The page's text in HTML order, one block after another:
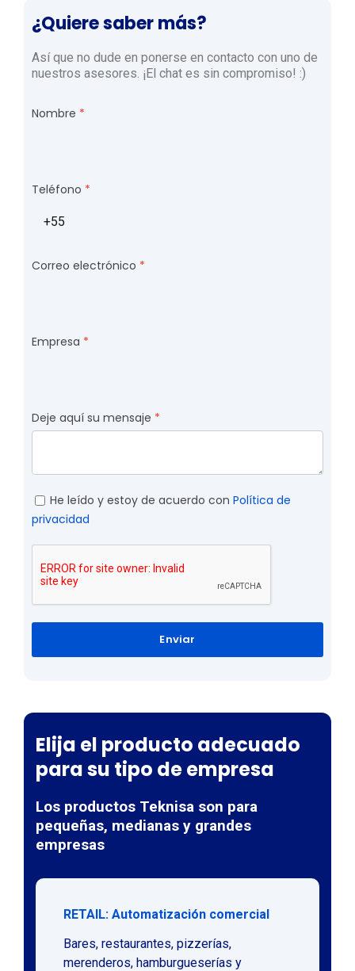
¿Quiere saber más?
Así que no dude en ponerse en contacto con uno de
nuestros asesores. ¡El chat es sin compromiso! :)
Nombre
Teléfono
Correo electrónico
Empresa
Deje aquí su mensaje
He leído y estoy de acuerdo con Política de
privacidad
Enviar
Elija el producto adecuado
para su tipo de empresa
Los productos Teknisa son para
pequeñas, medianas y grandes
empresas
RETAIL: Automatización comercial
Bares, restaurantes, pizzerías,
merenderos, hamburgueserías y